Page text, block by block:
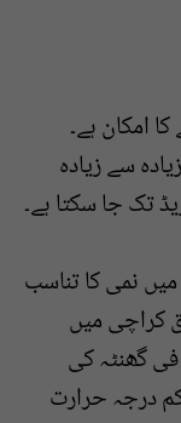
امکان ہے۔
سے زیادہ
نمی کا تناسب
کراچی میں
10 کلو میٹر فی گھنٹہ کی
درجہ حرارت